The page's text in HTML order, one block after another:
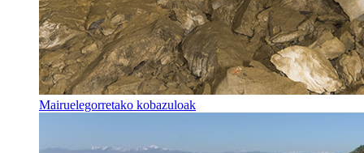
Mairuelegorretako kobazuloak